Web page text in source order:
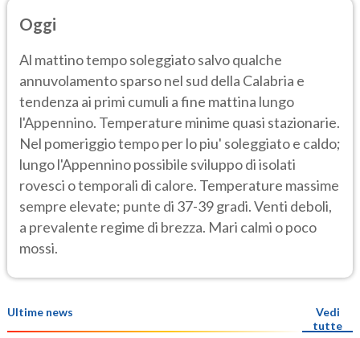
Oggi
Al mattino tempo soleggiato salvo qualche
annuvolamento sparso nel sud della Calabria e
tendenza ai primi cumuli a fine mattina lungo
l'Appennino. Temperature minime quasi stazionarie.
Nel pomeriggio tempo per lo piu' soleggiato e caldo;
lungo l'Appennino possibile sviluppo di isolati
rovesci o temporali di calore. Temperature massime
sempre elevate; punte di 37-39 gradi. Venti deboli,
a prevalente regime di brezza. Mari calmi o poco
mossi.
Ultime news
Vedi
tutte